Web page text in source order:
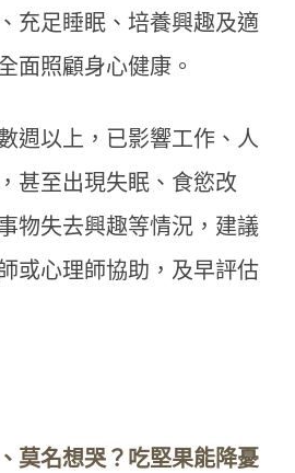
充足睡眠、培養興趣及適
面照顧身心健康。
週以上，已影響工作、人
甚至出現失眠、食慾改
物失去興趣等情況，建議
或心理師協助，及早評估
莫名想哭？吃堅果能降憂